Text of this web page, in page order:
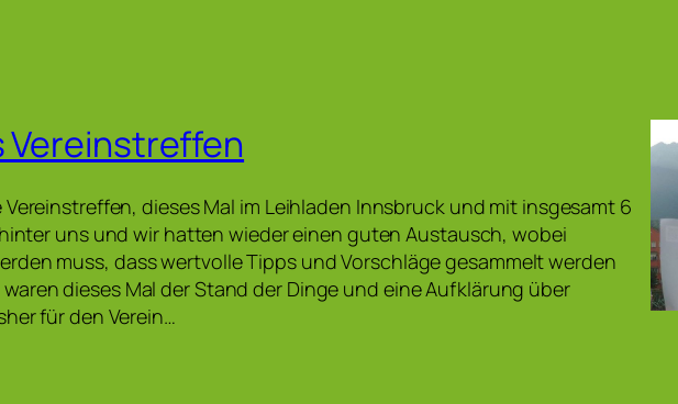
Vereinstreffen
dieses Mal im Leihladen Innsbruck und mit insgesamt 6
uns und wir hatten wieder einen guten Austausch, wobei
muss, dass wertvolle Tipps und Vorschläge gesammelt werden
dieses Mal der Stand der Dinge und eine Aufklärung über
für den Verein…